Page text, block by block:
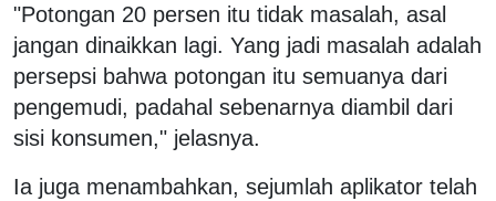
"Potongan 20 persen itu tidak masalah, asal
jangan dinaikkan lagi. Yang jadi masalah adalah
persepsi bahwa potongan itu semuanya dari
pengemudi, padahal sebenarnya diambil dari
sisi konsumen," jelasnya.
Ia juga menambahkan, sejumlah aplikator telah